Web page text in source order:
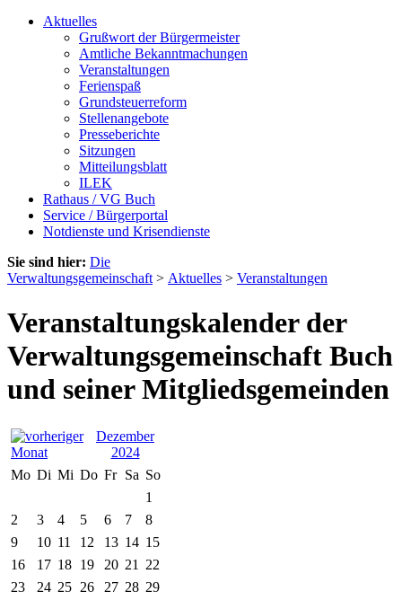
Aktuelles
Grußwort der Bürgermeister
Amtliche Bekanntmachungen
Veranstaltungen
Ferienspaß
Grundsteuerreform
Stellenangebote
Presseberichte
Sitzungen
Mitteilungsblatt
ILEK
Rathaus / VG Buch
Service / Bürgerportal
Notdienste und Krisendienste
Sie sind hier: Die
Verwaltungsgemeinschaft > Aktuelles > Veranstaltungen
Veranstaltungskalender der
Verwaltungsgemeinschaft Buch
und seiner Mitgliedsgemeinden
Dezember
2024
Mo Di Mi Do Fr Sa So
1
2
3 4 5 6 7
8
9
10 11 12 13 14 15
16
17 18 19 20 21
22
23
24 25 26 27 28 29